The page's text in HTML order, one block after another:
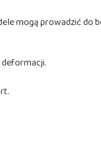
mogą prowadzić do
deformacji.